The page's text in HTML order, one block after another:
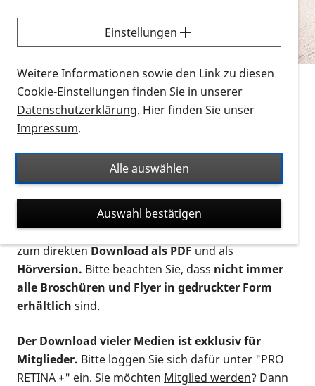
Sie möchten wissen, wie Sie nach Infonmaterial
suchen und dieses bestellen bzw. herunterladen
können? Schauen Sie sich dieErklärvideos zum
Thema Infomaterial auf der PRO RETINA-Website
für blinde und sehbehinderte Menschen an.
Auf dieser Seite finden Sie sämtliches Infomaterial
Ort. Nutzen Sie den Formatfilter, um ausschließlich
nach Flyern und Broschüren, Audios oder Videos zu
suchen. Die meisten Flyer und Broschüren werden in
verschiedenen Formaten angeboten: zur
postalischen Bestellung als gedruckte Variante
zum direktenDownload als PDFund als
Hörversion. Bitte beachten Sie, dass nicht immer
alle Broschüren und Flyer in gedruckter Form
erhältlich sind.
Der Download vieler Medien ist exklusiv für
Mitglieder. Bitte loggen Sie sich dafür unter "PRO
RETINA +" ein. Sie möchten Mitglied werden? Dann
Einstellungen
Weitere Informationen sowie den Link zu diesen
Cookie-Einstellungen finden Sie in unserer
Datenschutzerklärung. Hier finden Sie unser
Impressum.
Alle auswählen
Auswahl bestätigen